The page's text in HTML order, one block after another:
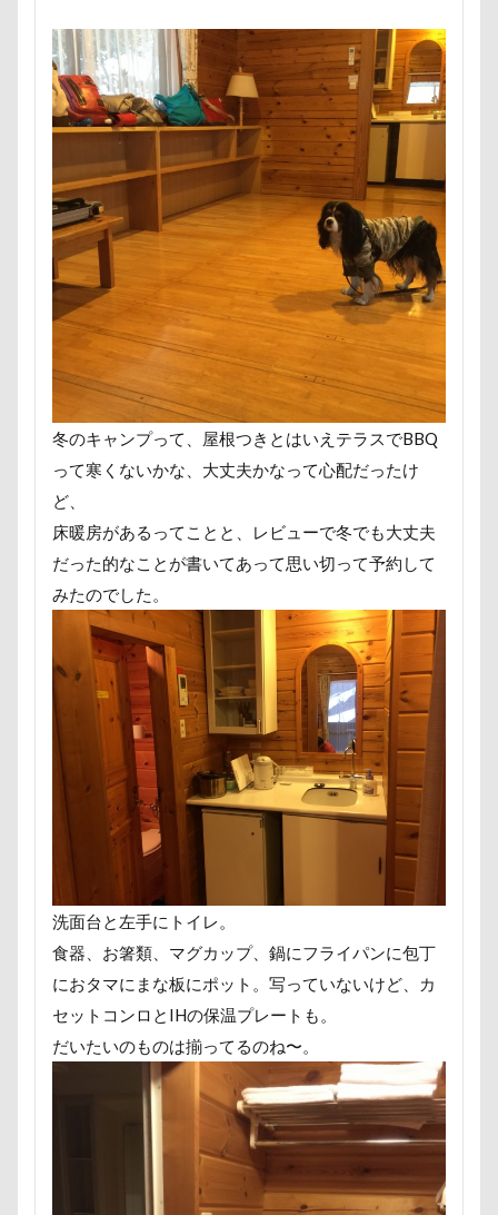
冬のキャンプって、屋根つきとはいえテラスでBBQ
って寒くないかな、大丈夫かなって心配だったけ
ど、
床暖房があるってことと、レビューで冬でも大丈夫
だった的なことが書いてあって思い切って予約して
みたのでした。
洗面台と左手にトイレ。
食器、お箸類、マグカップ、鍋にフライパンに包丁
におタマにまな板にポット。写っていないけど、カ
セットコンロとIHの保温プレートも。
だいたいのものは揃ってるのね〜。
蘭ちゃん
藤田りか子 薔薇
蕨駅
蕎麦屋
蕎麦 蓼科 茶花茶花
蓮田市
葛飾区
茶太郎くん 葉っぱ
落とし物
萌華ちゃん
萌ちゃん 菜の花
草津温泉
草津国際スキー場
草加市
茶屋
胸の飾り毛
育成 被り物
立山町
粉ミルク
米沢牛ステーキレストラン un
節分
筑西市 等身大ガンダム
笛吹市
笑顔
立山連峰 糸満市
称名滝
福袋 福島県
砺波市
粗相
紅ズワイガニ
肘掛けスタイル
羽咋市
肉菜工房 うしすけ 台場店
肉球マッサージ
肉球ハーネス
美術館
絵画教室
細工蒲鉾 紬くん
紫陽花
紋次郎くん
紅葉 血液検査
被毛
石巻市
長野北部旅行 青木町公園
震災
雨 雑草 集合写真
階段
長野県
長野原町 長瀞屋 音雅
長持ちオヤツ
長友心平 鐘
銀行印
銀座ミレージャギャラリー
顔スワップ
那須高原SA 飾り毛
鼻
鵜の浜海岸
鳩 鰻
鬼押出し園
駄々コネ 首里城
館林市
飼い主似
顔遊び 飯能市
食欲魔人
食器 食事風景
願い事メーカー
願い事
那須町 袴
診断メーカー
貸し切り温泉
謹賀新年 読者投稿
誤飲